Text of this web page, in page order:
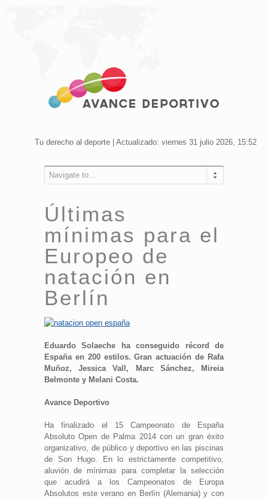
Tu derecho al deporte | Actualizado: viernes 31 julio 2026, 15:52
Navigate to...
Últimas
mínimas para el
Europeo de
natación en
Berlín
Eduardo Solaeche ha conseguido récord de
España en 200 estilos. Gran actuación de Rafa
Muñoz, Jessica Vall, Marc Sánchez, Mireia
Belmonte y Melani Costa.
Avance Deportivo
Ha finalizado el 15 Campeonato de España
Absoluto Open de Palma 2014 con un gran éxito
organizativo, de público y deportivo en las piscinas
de Son Hugo. En lo estrictamente competitivo,
aluvión de mínimas para completar la selección
que acudirá a los Campeonatos de Europa
Absolutos este verano en Berlín (Alemania) y con